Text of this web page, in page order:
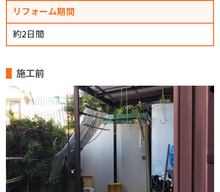
リフォーム期間
約2日間
施工前